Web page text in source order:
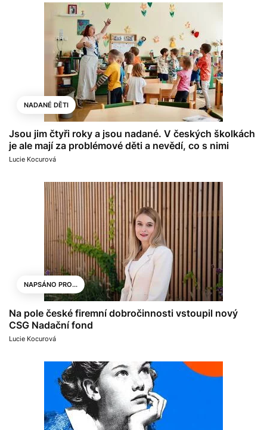
NADANÉ DĚTI
Jsou jim čtyři roky a jsou nadané. V českých školkách
je ale mají za problémové děti a nevědí, co s nimi
Lucie Kocurová
NAPSÁNO PRO...
Na pole české firemní dobročinnosti vstoupil nový
CSG Nadační fond
Lucie Kocurová